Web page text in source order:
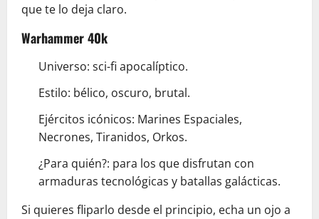
que te lo deja claro.
Warhammer 40k
Universo: sci-fi apocalíptico.
Estilo: bélico, oscuro, brutal.
Ejércitos icónicos: Marines Espaciales,
Necrones, Tiranidos, Orkos.
¿Para quién?: para los que disfrutan con
armaduras tecnológicas y batallas galácticas.
Si quieres fliparlo desde el principio, echa un ojo a